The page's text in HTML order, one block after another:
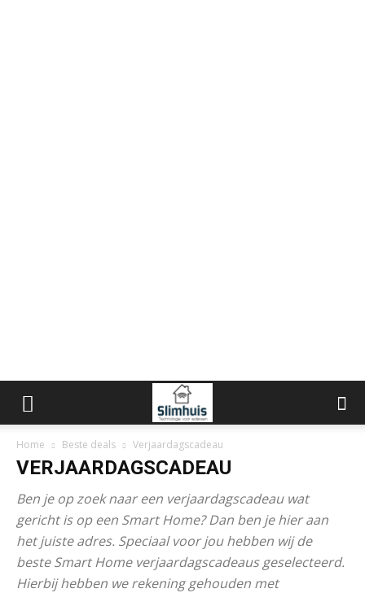
Home Beste deals Verjaardagscadeau
VERJAARDAGSCADEAU
Ben je op zoek naar een verjaardagscadeau wat
gericht is op een Smart Home? Dan ben je hier aan
het juiste adres. Speciaal voor jou hebben wij de
beste Smart Home verjaardagscadeaus geselecteerd.
Hierbij hebben we rekening gehouden met